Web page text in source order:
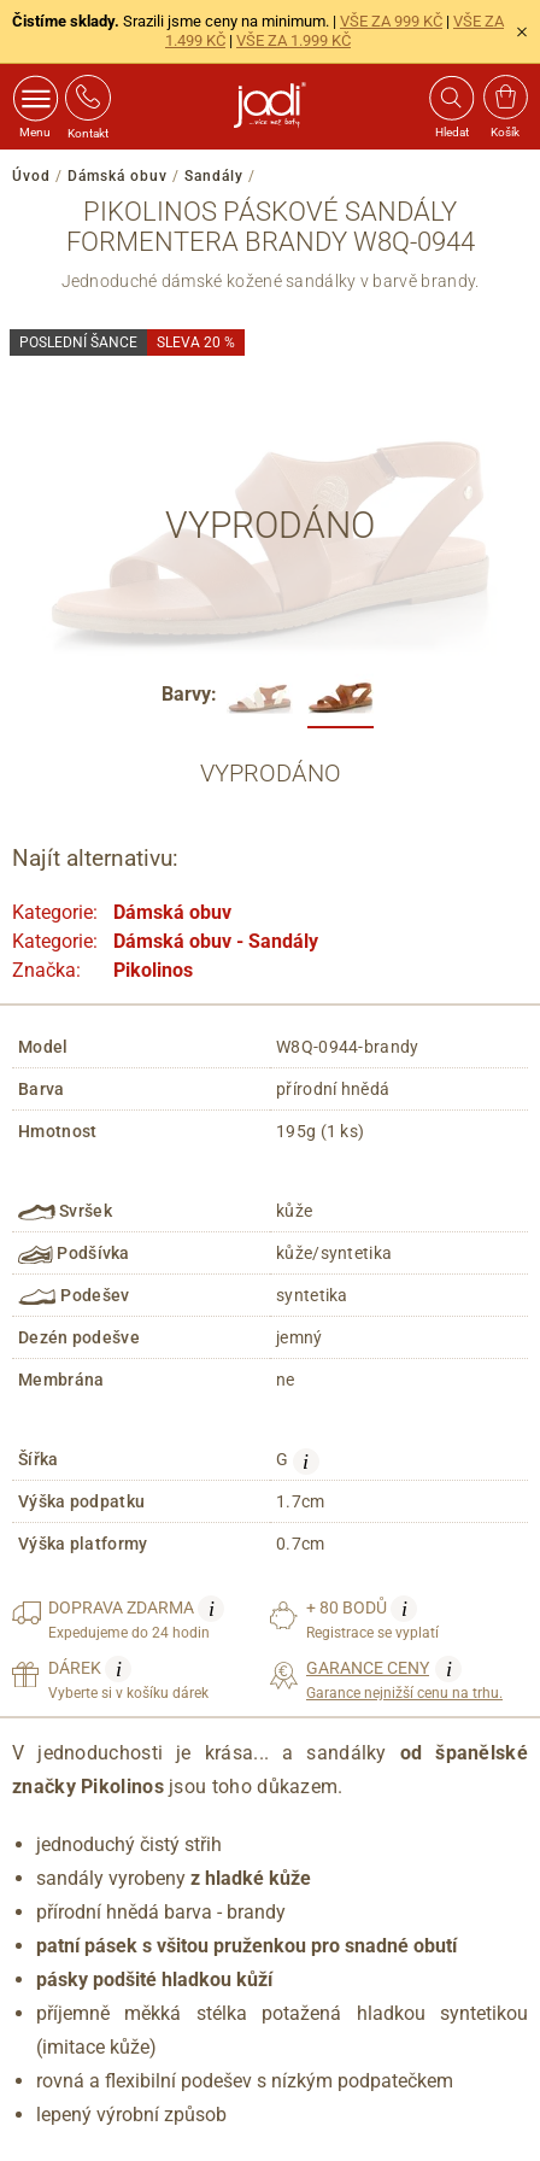
Čistíme sklady. Srazili jsme ceny na minimum. | VŠE ZA 999 KČ | VŠE ZA
1.499 KČ | VŠE ZA 1.999 KČ
Menu Kontakt Hledat Košík
Úvod / Dámská obuv / Sandály /
PIKOLINOS PÁSKOVÉ SANDÁLY
FORMENTERA BRANDY W8Q-0944
Jednoduché dámské kožené sandálky v barvě brandy.
VYPRODÁNO
POSLEDNÍ ŠANCE SLEVA 20 %
Barvy:
VYPRODÁNO
Najít alternativu:
Kategorie:
Dámská obuv
Kategorie:
Dámská obuv - Sandály
Značka:
Pikolinos
Model W8Q-0944-brandy
Barva přírodní hnědá
Hmotnost 195g (1 ks)
Svršek kůže
Podšívka kůže/syntetika
Podešev syntetika
Dezén podešve jemný
Membrána ne
Šířka G i
Výška podpatku 1.7cm
Výška platformy 0.7cm
DOPRAVAZDARMA i
Expedujeme do 24 hodin
+ 80 BODŮ i
Registrace se vyplatí
DÁREK i
Vyberte si v košíku dárek
GARANCE CENY i
Garance nejnižší cenu na trhu.
V jednoduchosti je krása... a sandálky od španělské
značky Pikolinosjsou toho důkazem.
jednoduchý čistý střih
sandály vyrobeny z hladké kůže
přírodní hnědá barva - brandy
patní pásek s všitou pruženkou pro snadné obutí
pásky podšité hladkou kůží
příjemně měkká stélka potažená hladkou syntetikou
(imitace kůže)
rovná a flexibilní podešev s nízkým podpatečkem
lepený výrobní způsob